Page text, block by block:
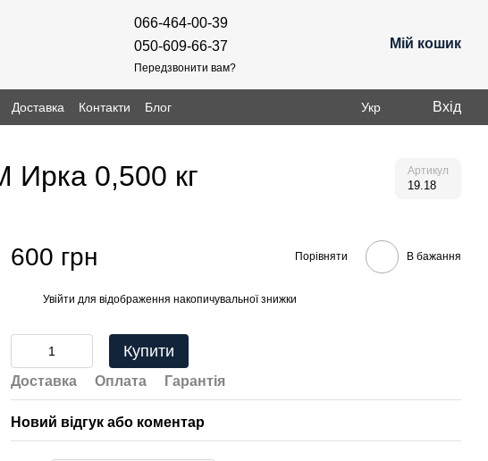
066-464-00-39
050-609-66-37
Передзвонити вам?
Мій кошик
Доставка Контакти Блог Укр Вхід
Ирка 0,500 кг Артикул
19.18
600 грн Порівняти В бажання
Увійти для відображення накопичувальної знижки
Купити
Доставка Оплата Гарантія
Новий відгук або коментар